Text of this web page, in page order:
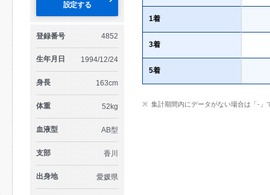
設定する
登録番号 4852
生年月日 1994/12/24
身長 163cm
体重 52kg
血液型 AB型
支部 香川
出身地 愛媛県
1着
3着
5着
集計期間内にデータがない場合は「-」